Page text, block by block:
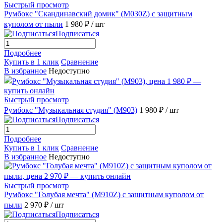
Быстрый просмотр
Румбокс "Скандинавский домик" (M030Z) с защитным
куполом от пыли 1 980 ₽ / шт
Подписаться
Подробнее
Купить в 1 клик Сравнение
В избранное Недоступно
Быстрый просмотр
Румбокс "Музыкальная студия" (M903) 1 980 ₽ / шт
Подписаться
Подробнее
Купить в 1 клик Сравнение
В избранное Недоступно
Быстрый просмотр
Румбокс "Голубая мечта" (M910Z) с защитным куполом от
пыли 2 970 ₽ / шт
Подписаться